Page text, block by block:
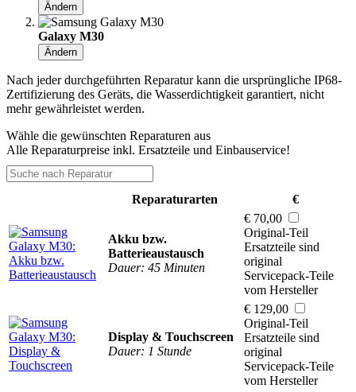
Ändern
Galaxy M30
Ändern
Nach jeder durchgeführten Reparatur kann die ursprüngliche IP68-
Zertifizierung des Geräts, die Wasserdichtigkeit garantiert, nicht
mehr gewährleistet werden.
Wähle die gewünschten Reparaturen aus
Alle Reparaturpreise inkl. Ersatzteile und Einbauservice!
Reparaturarten €
Akku bzw.
Batterieaustausch
Dauer: 45 Minuten
€ 70,00
Original-Teil
Ersatzteile sind
original
Servicepack-Teile
vom Hersteller
Display & Touchscreen
Dauer: 1 Stunde
€ 129,00
Original-Teil
Ersatzteile sind
original
Servicepack-Teile
vom Hersteller